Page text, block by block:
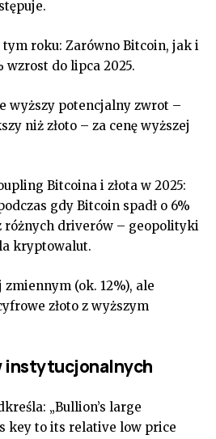
tym roku: Zarówno Bitcoin, jak i
wzrost do lipca 2025.
wyższy potencjalny zwrot –
niż złoto – za cenę wyższej
Bitcoina i złota w 2025:
gdy Bitcoin spadł o 6%
różnych driverów – geopolityki
kryptowalut.
(ok. 12%), ale
złoto z wyższym
instytucjonalnych
„Bullion’s large
key to its relative low price